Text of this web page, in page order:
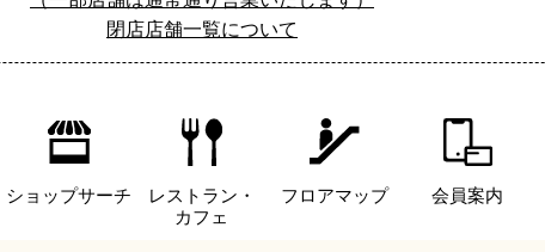
閉店店舗一覧について
ショップサーチ
レストラン・
カフェ
フロアマップ 会員案内